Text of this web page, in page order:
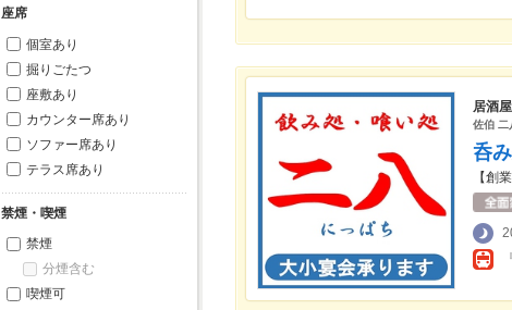
座席
個室あり
掘りごたつ
座敷あり
カウンター席あり
ソファー席あり
テラス席あり
禁煙・喫煙
禁煙
分煙含む
喫煙可
居酒
佐伯 二
呑
【創